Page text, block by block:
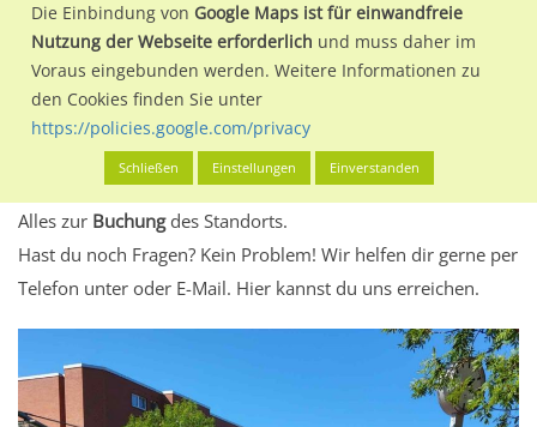
aktuelleStandortinformationenundLeistungswerte. Damit
kannst du dich schon vor der Buchung im Detail über den
Standort, seine Reichweite und Werbewirkung sowie
eventuelle Beschränkungen in den zugelassenen
Werbeinhalten informieren.
Alles klar? Dann findest du direkt im unteren Teil dieser Seite
Alles zur Buchungdes Standorts.
Hast du noch Fragen? Kein Problem! Wir helfen dir gerne per
Telefon unter oder E-Mail. Hier kannst du uns erreichen.
Die Einbindung von Google Maps ist für einwandfreie
Nutzung der Webseite erforderlich und muss daher im
Voraus eingebunden werden. Weitere Informationen zu
den Cookies finden Sie unter
https://policies.google.com/privacy
Schließen Einstellungen Einverstanden